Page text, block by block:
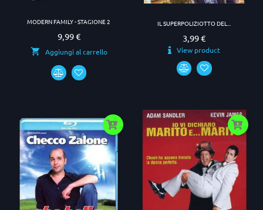
MODERN FAMILY - STAGIONE 2
Prezzo
9,99 €
Aggiungi al carrello
IL SUPERPOLIZIOTTO DEL...
Prezzo
3,99 €
View product